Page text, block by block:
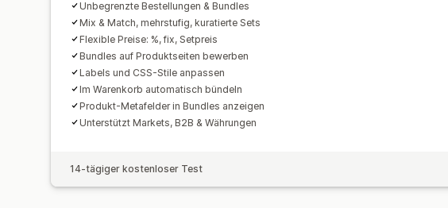
Unbegrenzte Bestellungen & Bundles
Mix & Match, mehrstufig, kuratierte Sets
Flexible Preise: %, fix, Setpreis
Bundles auf Produktseiten bewerben
Labels und CSS-Stile anpassen
Im Warenkorb automatisch bündeln
Produkt-Metafelder in Bundles anzeigen
Unterstützt Markets, B2B & Währungen
14-tägiger kostenloser Test